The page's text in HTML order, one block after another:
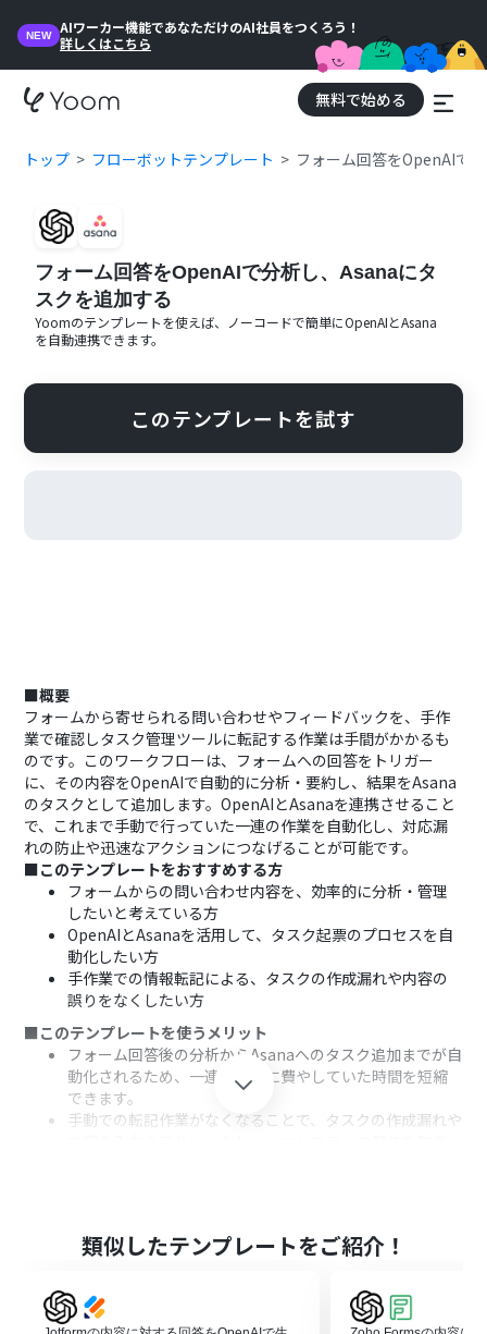
NEW
AIワーカー機能であなただけのAI社員をつくろう！
詳しくはこちら
無料で始める
トップ フローボットテンプレート フォーム回答をOpenAIで
フォーム回答をOpenAIで分析し、Asanaにタ
スクを追加する
Yoomのテンプレートを使えば、ノーコードで簡単にOpenAIとAsana
を自動連携できます。
このテンプレートを試す
■概要
フォームから寄せられる問い合わせやフィードバックを、手作
業で確認しタスク管理ツールに転記する作業は手間がかかるも
のです。このワークフローは、フォームへの回答をトリガー
に、その内容をOpenAIで自動的に分析・要約し、結果をAsana
のタスクとして追加します。OpenAIとAsanaを連携させること
で、これまで手動で行っていた一連の作業を自動化し、対応漏
れの防止や迅速なアクションにつなげることが可能です。
■このテンプレートをおすすめする方
フォームからの問い合わせ内容を、効率的に分析・管理
したいと考えている方
OpenAIとAsanaを活用して、タスク起票のプロセスを自
動化したい方
手作業での情報転記による、タスクの作成漏れや内容の
誤りをなくしたい方
■このテンプレートを使うメリット
フォーム回答後の分析からAsanaへのタスク追加までが自
動化されるため、一連の対応に費やしていた時間を短縮
できます。
手動での転記作業がなくなることで、タスクの作成漏れや
次に、トリガーで「フォームトリガー」を設定し、フォー
ムに回答が送信されたらフローが起動するようにします。
（Chat completion）」アクションを選択し、フォーム
の回答内容を要約・分析するよう設定します。
類似したテンプレートをご紹介！